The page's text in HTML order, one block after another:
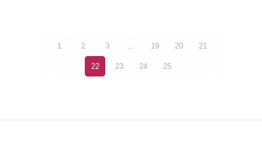
1 2 3 ... 19 20 21
22 23 24 25